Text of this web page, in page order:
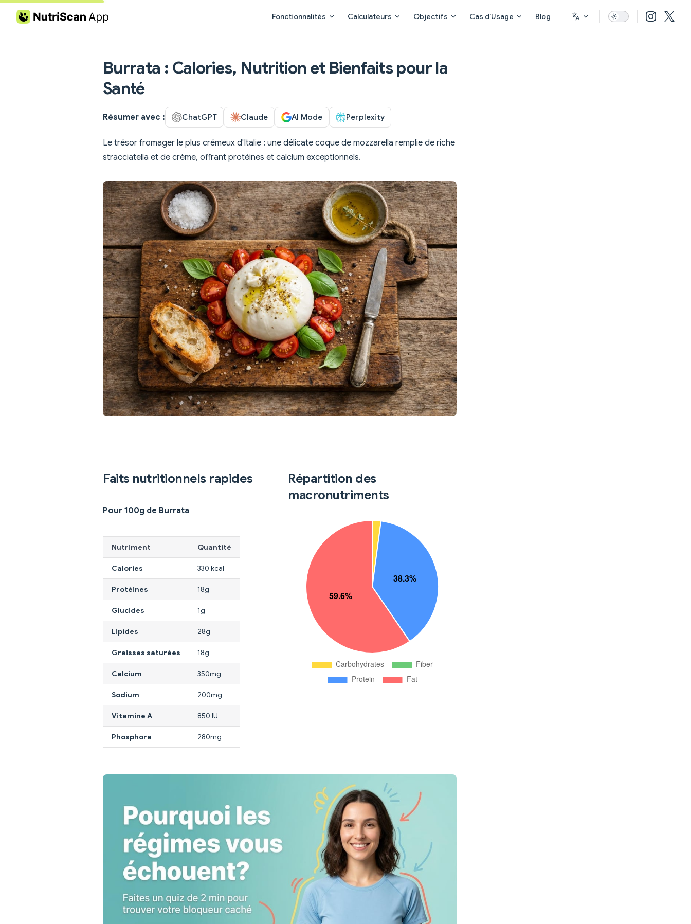
Skip to content Fonctionnalités Calculateurs Objectifs Cas d'Usage Blog
Burrata : Calories, Nutrition et Bienfaits pour la
Santé
Résumer avec : ChatGPT Claude AI Mode Perplexity
Le trésor fromager le plus crémeux d'Italie : une délicate coque de mozzarella remplie de riche
stracciatella et de crème, offrant protéines et calcium exceptionnels.
Faits nutritionnels rapides
Pour 100g de Burrata
Nutriment Quantité
Calories 330 kcal
Protéines 18g
Glucides 1g
Lipides 28g
Graisses saturées 18g
Calcium 350mg
Sodium 200mg
Vitamine A 850 IU
Phosphore 280mg
Répartition des
macronutriments